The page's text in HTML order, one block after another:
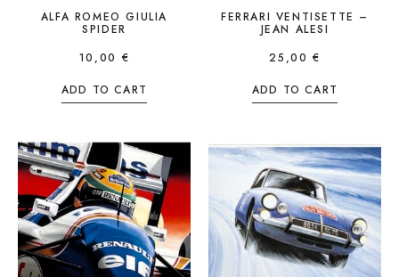
ALFA ROMEO GIULIA
SPIDER
10,00 €
ADD TO CART
FERRARI VENTISETTE –
JEAN ALESI
25,00 €
ADD TO CART